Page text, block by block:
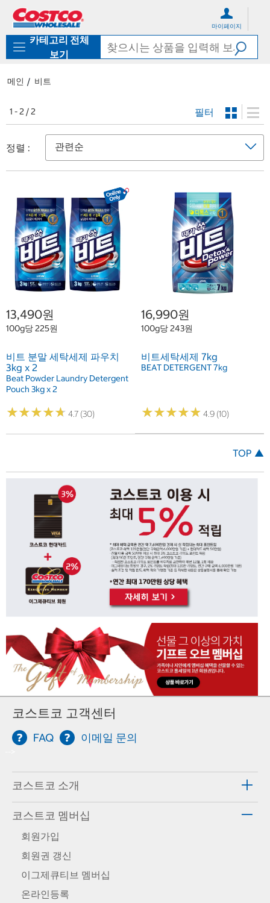
로
기
가
마이페이지
카테고리 전체
보기
메인 비트
1 - 2 / 2 필터
정렬 :
13,490원
100g당 225원
비트 분말 세탁세제 파우치
3kg x 2
Beat Powder Laundry Detergent
Pouch 3kg x 2
★★★★★
★★★★★ 4.7 (30)
16,990원
100g당 243원
비트세탁세제 7kg
BEAT DETERGENT 7kg
★★★★★
★★★★★ 4.9 (10)
TOP ▲
코스트코 고객센터
FAQ 이메일 문의
코스트코 소개
코스트코 멤버십
회원가입
회원권 갱신
이그제큐티브 멤버십
온라인등록